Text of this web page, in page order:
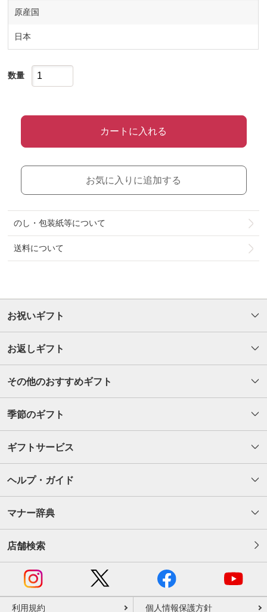
原産国
日本
数量
カートに入れる
お気に入りに追加する
のし・包装紙等について
送料について
お祝いギフト
お返しギフト
その他のおすすめギフト
季節のギフト
ギフトサービス
ヘルプ・ガイド
マナー辞典
店舗検索
利用規約 個人情報保護方針